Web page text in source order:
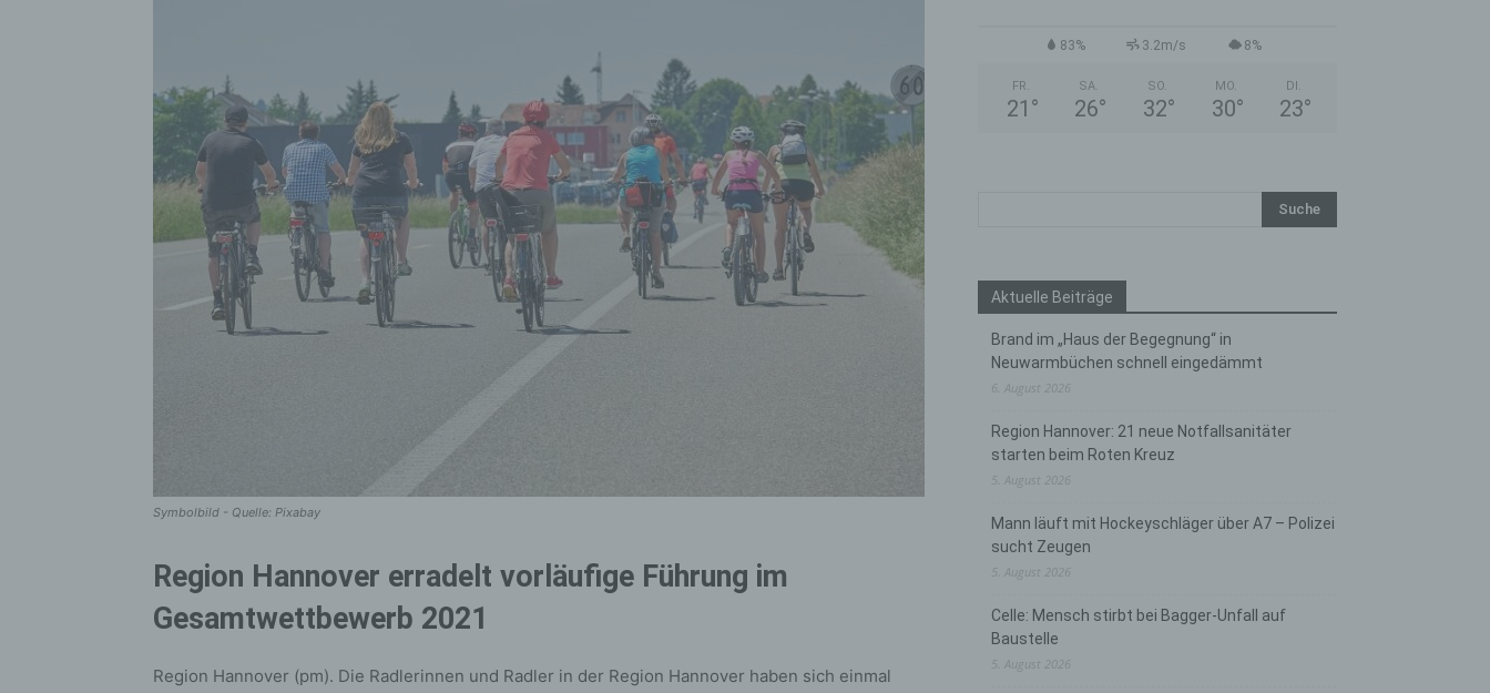
Symbolbild - Quelle: Pixabay
Region Hannover erradelt vorläufige Führung im
Gesamtwettbewerb 2021
Region Hannover (pm). Die Radlerinnen und Radler in der Region Hannover haben sich einmal
83% 3.2m/s 8%
FR.
21 °
SA.
26°
SO.
32°
MO.
30°
DI.
23°
Aktuelle Beiträge
Brand im „Haus der Begegnung“ in
Neuwarmbüchen schnell eingedämmt
6. August 2026
Region Hannover: 21 neue Notfallsanitäter
starten beim Roten Kreuz
5. August 2026
Mann läuft mit Hockeyschläger über A7 – Polizei
sucht Zeugen
5. August 2026
Celle: Mensch stirbt bei Bagger-Unfall auf
Baustelle
5. August 2026